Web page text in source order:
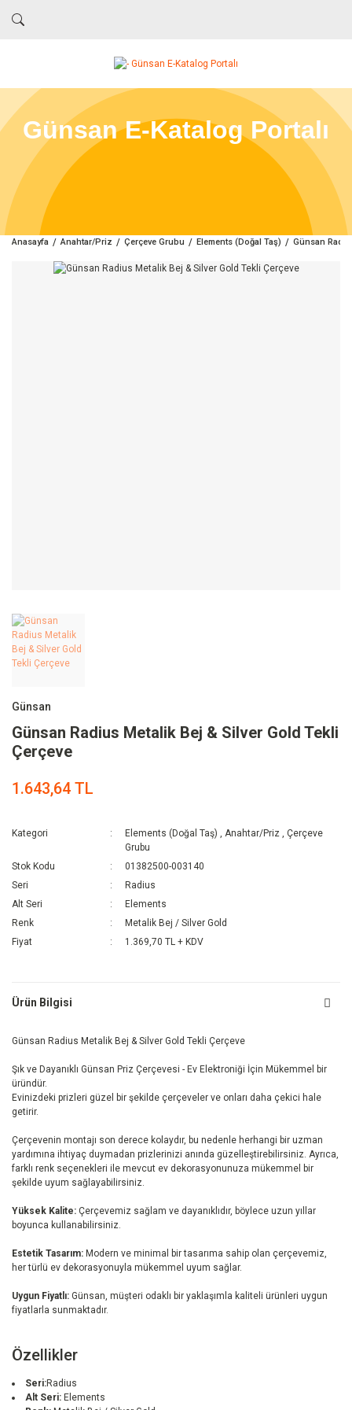
Günsan E-Katalog Portalı
Anasayfa Anahtar/Priz Çerçeve Grubu Elements (Doğal Taş) Günsan
Günsan
Günsan Radius Metalik Bej & Silver Gold Tekli
Çerçeve
1.643,64 TL
Kategori Elements (Doğal Taş) ,Anahtar/Priz ,Çerçeve
Grubu
Stok Kodu
01382500-003140
Seri
Radius
Alt Seri
Elements
Renk
Metalik Bej / Silver Gold
Fiyat
1.369,70 TL + KDV
Ürün Bilgisi
Günsan Radius Metalik Bej & Silver Gold Tekli Çerçeve
Şık ve Dayanıklı Günsan Priz Çerçevesi - Ev Elektroniği İçin Mükemmel bir
üründür.
Evinizdeki prizleri güzel bir şekilde çerçeveler ve onları daha çekici hale
getirir.
Çerçevenin montajı son derece kolaydır, bu nedenle herhangi bir uzman
yardımına ihtiyaç duymadan prizlerinizi anında güzelleştirebilirsiniz. Ayrıca,
farklı renk seçenekleri ile mevcut ev dekorasyonunuza mükemmel bir
şekilde uyum sağlayabilirsiniz.
Yüksek Kalite: Çerçevemiz sağlam ve dayanıklıdır, böylece uzun yıllar
boyunca kullanabilirsiniz.
Estetik Tasarım: Modern ve minimal bir tasarıma sahip olan çerçevemiz,
her türlü ev dekorasyonuyla mükemmel uyum sağlar.
Uygun Fiyatlı: Günsan, müşteri odaklı bir yaklaşımla kaliteli ürünleri uygun
fiyatlarla sunmaktadır.
Özellikler
Seri:Radius
Alt Seri: Elements